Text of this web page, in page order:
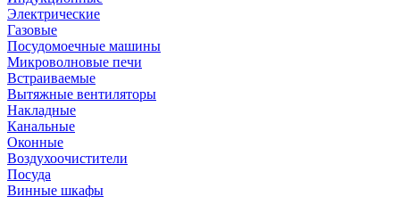
Электрические
Газовые
Посудомоечные машины
Микроволновые печи
Встраиваемые
Вытяжные вентиляторы
Накладные
Канальные
Оконные
Воздухоочистители
Посуда
Винные шкафы